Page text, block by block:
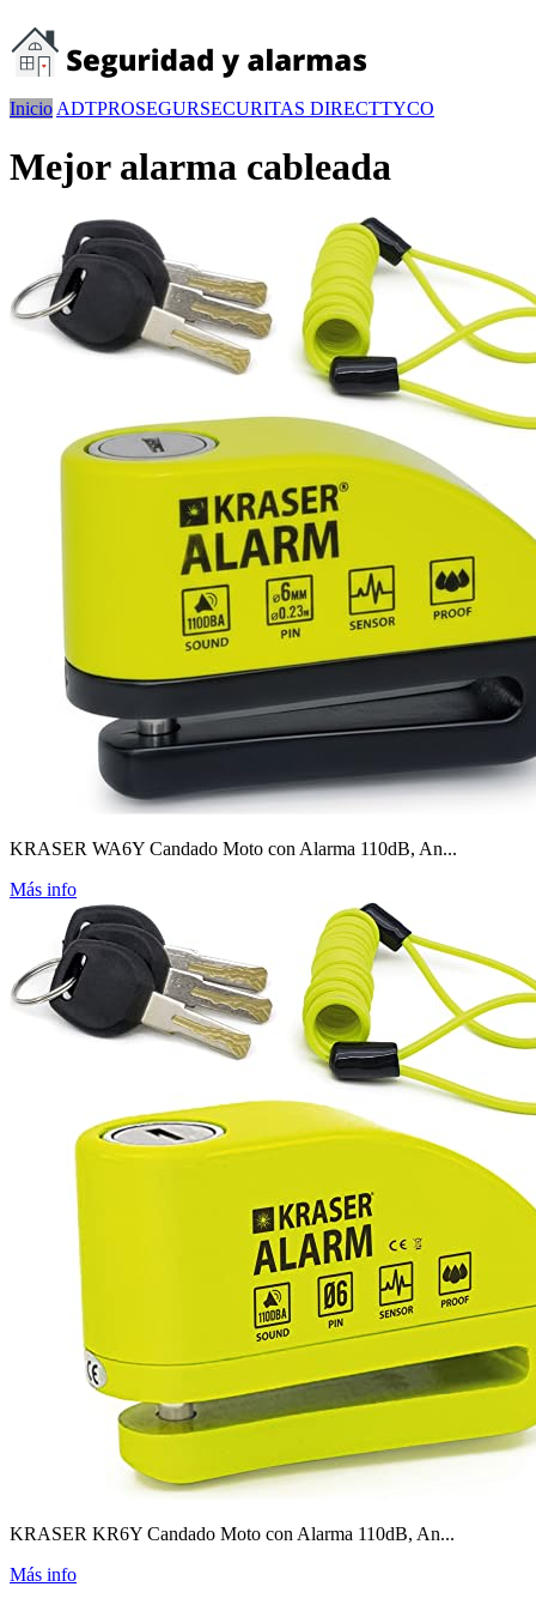
Inicio ADTPROSEGURSECURITAS DIRECTTYCO
Mejor alarma cableada
KRASER WA6Y Candado Moto con Alarma 110dB, An...
Más info
KRASER KR6Y Candado Moto con Alarma 110dB, An...
Más info